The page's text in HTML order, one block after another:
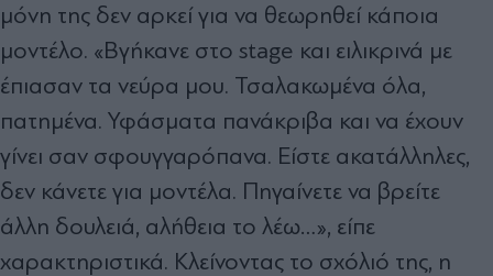
μόνη της δεν αρκεί για να θεωρηθεί κάποια
μοντέλο. «Βγήκανε στο stage και ειλικρινά με
έπιασαν τα νεύρα μου. Τσαλακωμένα όλα,
πατημένα. Υφάσματα πανάκριβα και να έχουν
γίνει σαν σφουγγαρόπανα. Είστε ακατάλληλες,
δεν κάνετε για μοντέλα. Πηγαίνετε να βρείτε
άλλη δουλειά, αλήθεια το λέω…», είπε
χαρακτηριστικά. Κλείνοντας το σχόλιό της, η